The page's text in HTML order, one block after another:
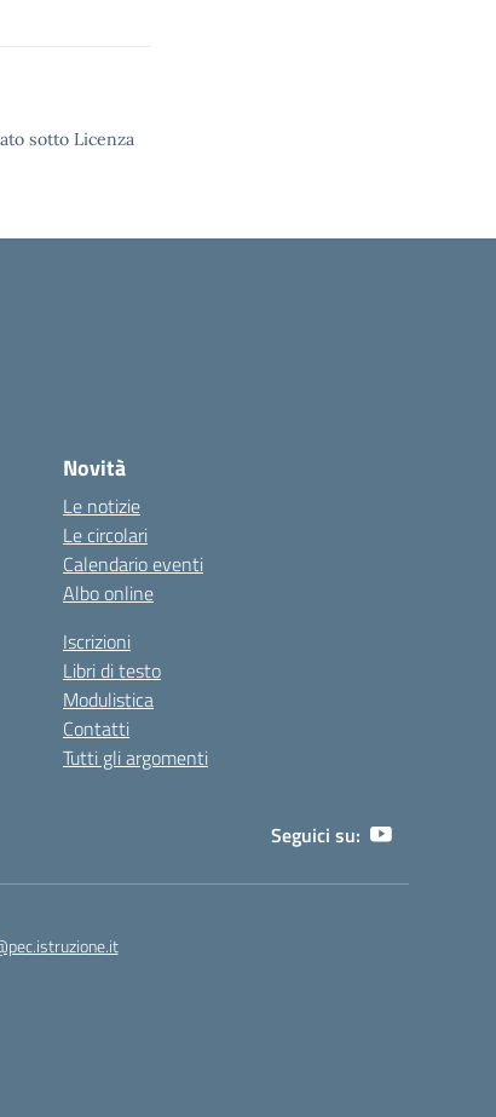
sotto Licenza
Novità
Le notizie
Le circolari
Calendario eventi
Albo online
Iscrizioni
Libri di testo
Modulistica
Contatti
Tutti gli argomenti
Seguici su: